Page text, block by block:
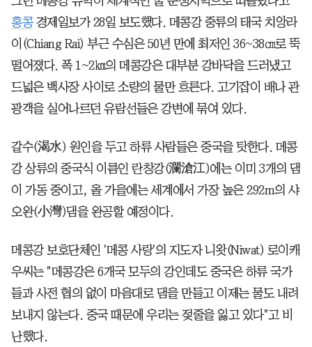
홍콩경제일보가 28일 보도했다. 메콩강 중류의 태국 치앙라
이(Chiang Rai) 부근 수심은 50년 만에 최저인 36~38㎝로 뚝
떨어졌다. 폭 1~2㎞의 메콩강은 대부분 강바닥을 드러냈고
드넓은 백사장 사이로 소량의 물만 흐른다. 고기잡이 배나 관
광객을 실어나르던 유람선들은 강변에 묶여 있다.
갈수(渴水) 원인을 두고 하류 사람들은 중국을 탓한다. 메콩
강 상류의 중국식 이름인 란창강(瀾滄江)에는 이미 3개의 댐
이 가동 중이고, 올 가을에는 세계에서 가장 높은 292m의 샤
오완(小灣)댐을 완공할 예정이다.
메콩강 보호단체인 '메콩 사랑'의 지도자 니왓(Niwat) 로이캐
우씨는 "메콩강은 6개국 모두의 강인데도 중국은 하류 국가
들과 사전 협의 없이 마음대로 댐을 만들고 이제는 물도 내려
보내지 않는다. 중국 때문에 우리는 젖줄을 잃고 있다"고 비
난했다.